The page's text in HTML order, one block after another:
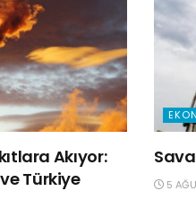
Akıyor:
Türkiye
5